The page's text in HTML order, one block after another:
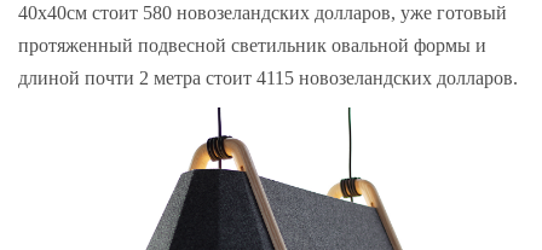
40х40см стоит 580 новозеландских долларов, уже готовый
протяженный подвесной светильник овальной формы и
длиной почти 2 метра стоит 4115 новозеландских долларов.